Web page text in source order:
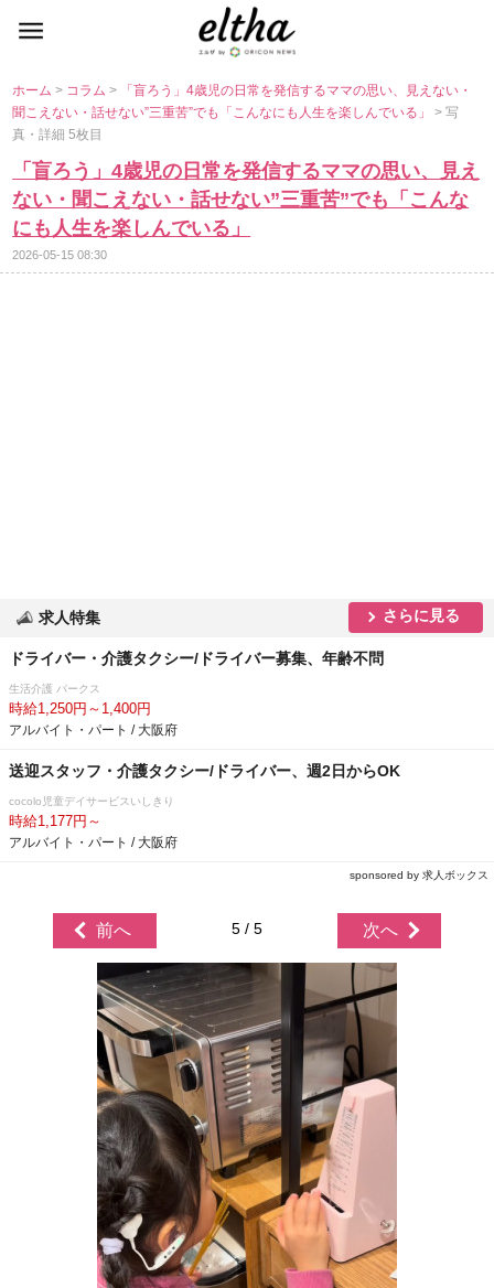
ホーム> コラム>
「盲ろう」4歳児の日常を発信するママの思い、見えない・
聞こえない・話せない”三重苦”でも「こんなにも人生を楽しんでいる」> 写
真・詳細 5枚目
「盲ろう」4歳児の日常を発信するママの思い、見え
ない・聞こえない・話せない”三重苦”でも「こんな
にも人生を楽しんでいる」
2026-05-15 08:30
求人特集 さらに見る
ドライバー・介護タクシー/ドライバー募集、年齢不問
生活介護 パークス
時給1,250円～1,400円
アルバイト・パート / 大阪府
送迎スタッフ・介護タクシー/ドライバー、週2日からOK
cocolo児童デイサービスいしきり
時給1,177円～
アルバイト・パート / 大阪府
sponsored by 求人ボックス
前へ 5 / 5 次へ